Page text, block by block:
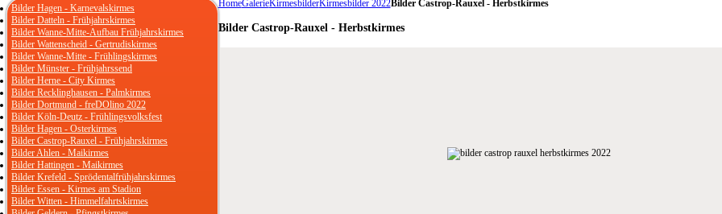
HomeGalerieKirmesbilderKirmesbilder 2022Bilder Castrop-Rauxel - Herbstkirmes
Bilder Castrop-Rauxel - Herbstkirmes
Bilder Hagen - Karnevalskirmes
Bilder Datteln - Frühjahrskirmes
Bilder Wanne-Mitte-Aufbau Frühjahrskirmes
Bilder Wattenscheid - Gertrudiskirmes
Bilder Wanne-Mitte - Frühlingskirmes
Bilder Münster - Frühjahrssend
Bilder Herne - City Kirmes
Bilder Recklinghausen - Palmkirmes
Bilder Dortmund - freDOlino 2022
Bilder Köln-Deutz - Frühlingsvolksfest
Bilder Hagen - Osterkirmes
Bilder Castrop-Rauxel - Frühjahrskirmes
Bilder Ahlen - Maikirmes
Bilder Hattingen - Maikirmes
Bilder Krefeld - Sprödentalfrühjahrskirmes
Bilder Essen - Kirmes am Stadion
Bilder Witten - Himmelfahrtskirmes